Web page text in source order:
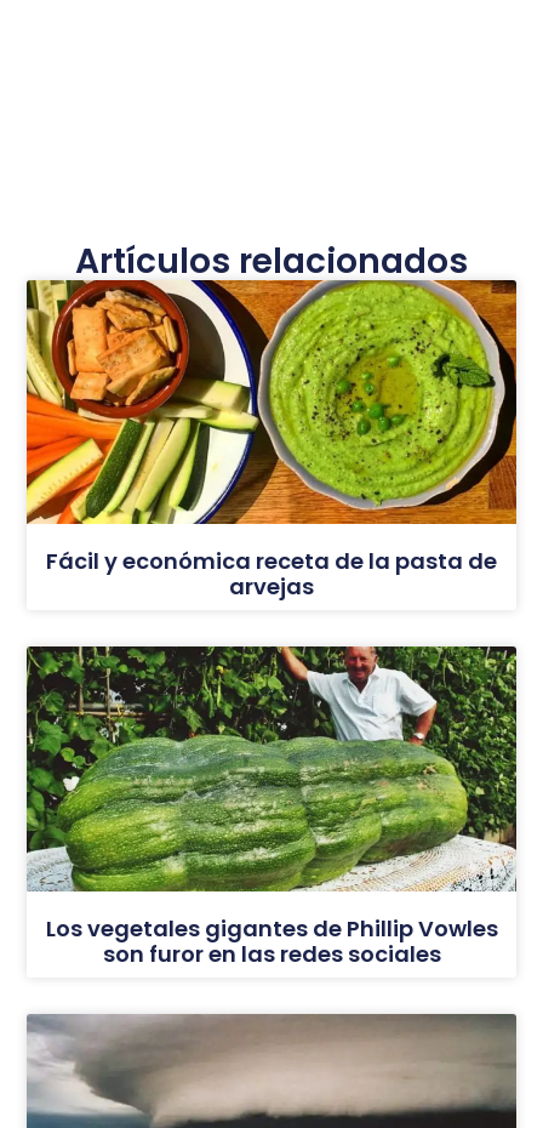
Artículos relacionados
Fácil y económica receta de la pasta de
arvejas
Los vegetales gigantes de Phillip Vowles
son furor en las redes sociales